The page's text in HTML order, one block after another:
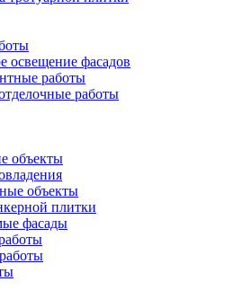
освещение фасадов
работы
работы
объекты
объекты
плитки
фасады